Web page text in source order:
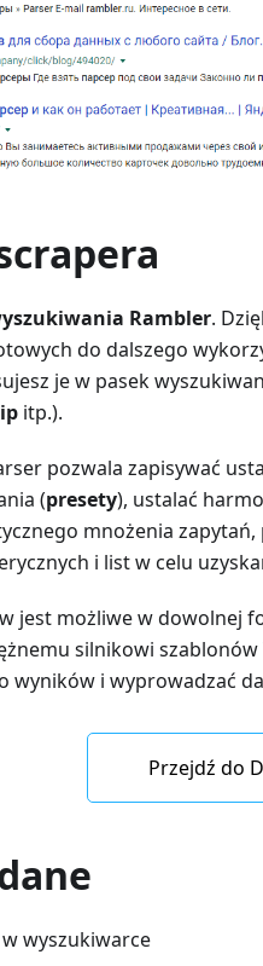
Rambler.
do dalszego
je w pasek
itp.).
pozwala zapisywać
(presety), ustalać
mnożenia
i list w celu
jest możliwe w dowolnej
silnikowi szablonów
wyników i wyprowadzać
Przejdź do
wyszukiwarce